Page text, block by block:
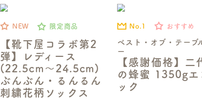
【靴下屋コラボ第2
弾】レディース
(22.5cm～24.5cm)
ぶんぶん・るんるん
刺繍花柄ソックス
NEW 限定商品
ベスト・オブ・テーブ
ー
【感謝価格】二
の蜂蜜 1350gエ
ック
No.1 おすすめ